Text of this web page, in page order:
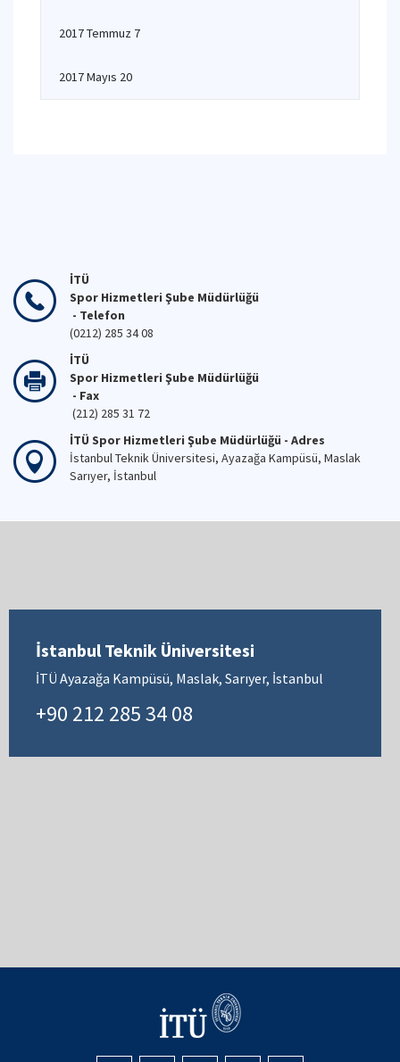
2017 Temmuz 7
2017 Mayıs 20
İTÜ
Spor Hizmetleri Şube Müdürlüğü
- Telefon
(0212) 285 34 08
İTÜ
Spor Hizmetleri Şube Müdürlüğü
- Fax
(212) 285 31 72
İTÜ Spor Hizmetleri Şube Müdürlüğü - Adres
İstanbul Teknik Üniversitesi, Ayazağa Kampüsü, Maslak
Sarıyer, İstanbul
İstanbul Teknik Üniversitesi
İTÜ Ayazağa Kampüsü, Maslak, Sarıyer, İstanbul
+90 212 285 34 08